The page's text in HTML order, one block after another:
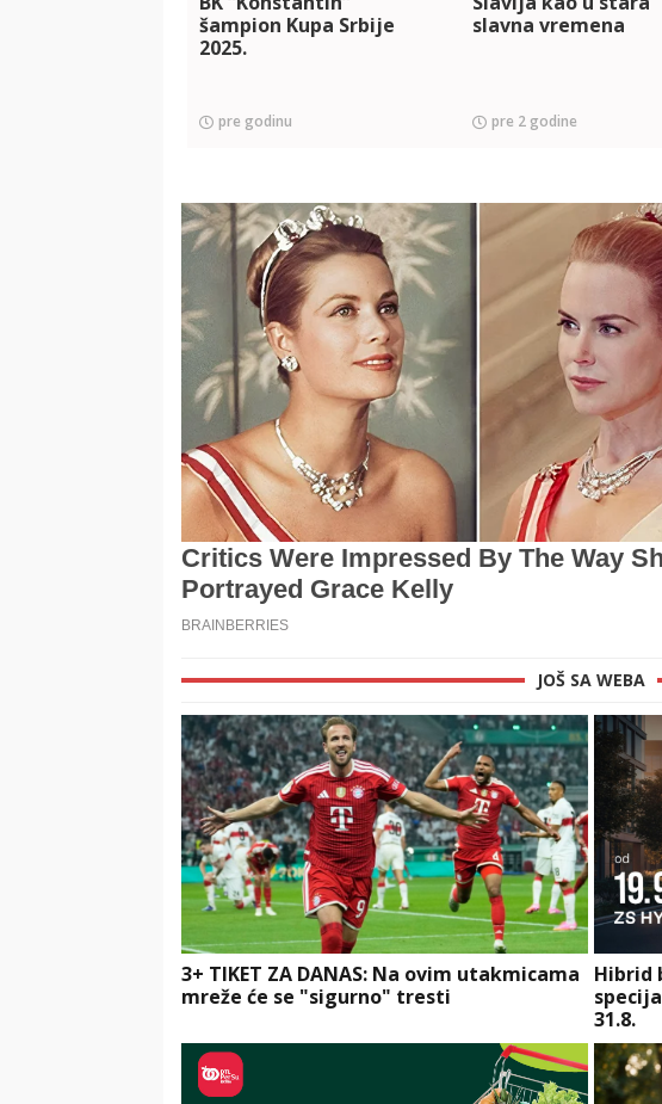
šampion Kupa Srbije
2025.
pre godinu
slavna vremena
pre 2 godine
JOŠ SA WEBA
3+ TIKET ZA DANAS: Na ovim utakmicama
mreže će se "sigurno" tresti
Hibrid
31.8.